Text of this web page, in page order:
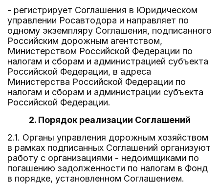
- регистрирует Соглашения в Юридическом
управлении Росавтодора и направляет по
одному экземпляру Соглашения, подписанного
Российским дорожным агентством,
Министерством Российской Федерации по
налогам и сборам и администрацией субъекта
Российской Федерации, в адреса
Министерства Российской Федерации по
налогам и сборам и администрации субъекта
Российской Федерации.
2. Порядок реализации Соглашений
2.1. Органы управления дорожным хозяйством
в рамках подписанных Соглашений организуют
работу с организациями - недоимщиками по
погашению задолженности по налогам в Фонд
в порядке, установленном Соглашением.